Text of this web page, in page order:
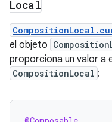
Local
el objeto
proporciona un valor a
CompositionLocal :